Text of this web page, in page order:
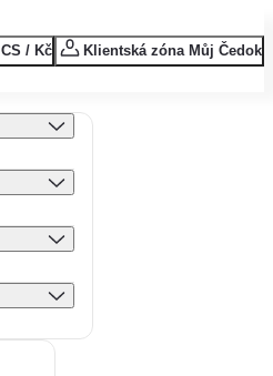
CS / Kč Klientská zóna Můj Čedok